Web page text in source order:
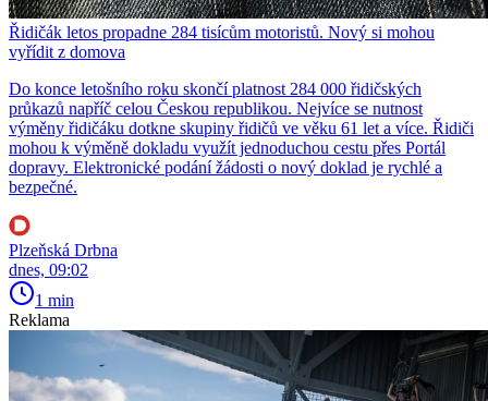
Řidičák letos propadne 284 tisícům motoristů. Nový si mohou
vyřídit z domova
Do konce letošního roku skončí platnost 284 000 řidičských
průkazů napříč celou Českou republikou. Nejvíce se nutnost
výměny řidičáku dotkne skupiny řidičů ve věku 61 let a více. Řidiči
mohou k výměně dokladu využít jednoduchou cestu přes Portál
dopravy. Elektronické podání žádosti o nový doklad je rychlé a
bezpečné.
Plzeňská Drbna
dnes, 09:02
1 min
Reklama